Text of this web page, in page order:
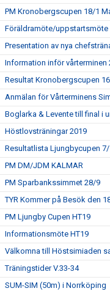
PM Kronobergscupen 18/1
Föräldramöte/uppstartsmöte
Presentation av nya
Information inför vårterminen
Resultat Kronobergscupen
Anmälan för Vårterminens
Boglarka & Levente till final i
Höstlovsträningar 2019
Resultatlista Ljungbycupen
PM DM/JDM KALMAR
PM Sparbankssimmet 28/9
TYR Kommer på Besök den
PM Ljungby Cupen HT19
Informationsmöte HT19
Välkomna till Höstsimiaden
Träningstider V.33-34
SUM-SIM (50m) i Norrköping